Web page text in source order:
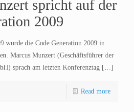
spricht auf der
2009
wurde die Code Generation 2009 in
Marcus Munzert (Geschäftsführer der
sprach am letzten Konferenztag […]
Read more